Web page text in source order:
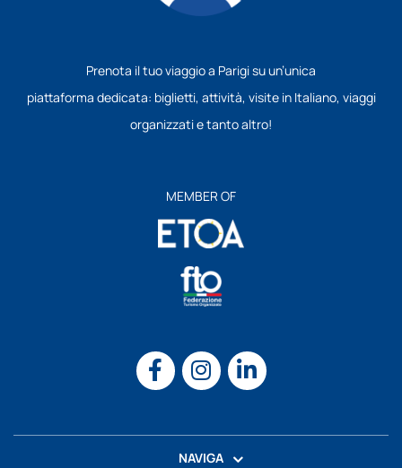
Prenota il tuo viaggio a Parigi su un’unica
piattaforma dedicata: biglietti, attività, visite in Italiano, viaggi
organizzati e tanto altro!
MEMBER OF
NAVIGA